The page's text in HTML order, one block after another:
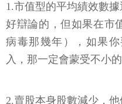
1.市值型的平均績效數
好辯論的，但如果在市
病毒那幾年），如果
入，那一定會蒙受不小的
2.賣股本身股數減少，